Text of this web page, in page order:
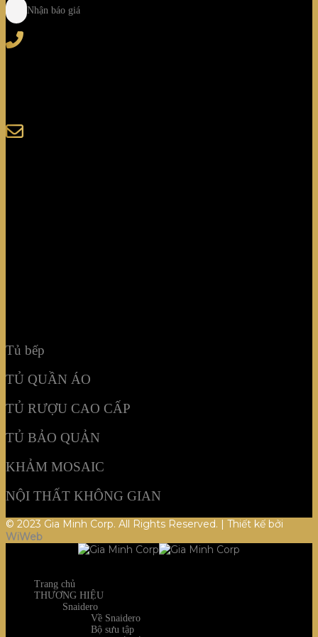
Nhận báo giá
Tủ bếp
TỦ QUẦN ÁO
TỦ RƯỢU CAO CẤP
TỦ BẢO QUẢN
KHẢM MOSAIC
NỘI THẤT KHÔNG GIAN
© 2023 Gia Minh Corp. All Rights Reserved. | Thiết kế bởi
WiWeb
Trang chủ
THƯƠNG HIỆU
Snaidero
Về Snaidero
Bộ sưu tập